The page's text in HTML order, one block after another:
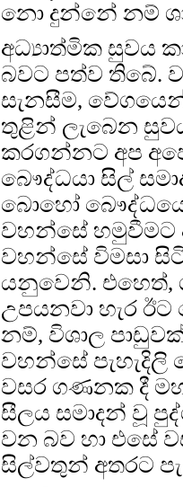
නො දුන්නේ නම්
අධ්‍යාත්මික සුවය
බවට පත්ව තිබේ.
සැනසීම,
තුළින් ලැබෙන
කරගන්නට අප
බෞද්ධයා සිල්
බොහෝ බෞද්ධයෝ
වහන්සේ හමුවීමට
වහන්සේ විමසා
යනුවෙනි. එහෙත්,
උපයනවා හැර
නම්, විශාල
වහන්සේ
වසර ගණනක දී
සීලය සමාදන් වූ
වන බව හා එසේ
සිල්වතුන් අතරට